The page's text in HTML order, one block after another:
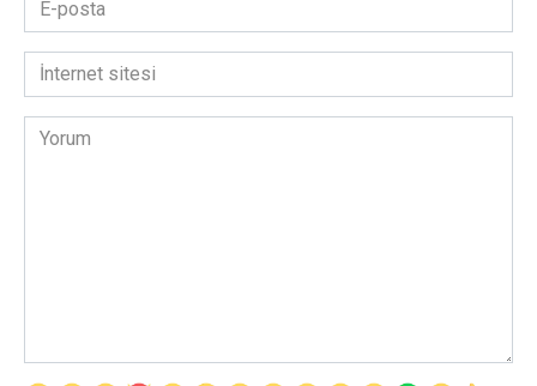
posta
*İnternet
sitesi
Yorum